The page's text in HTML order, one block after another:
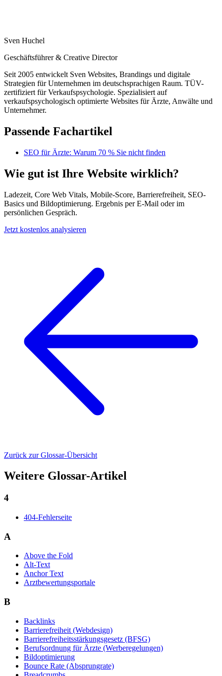
Sven Huchel
Geschäftsführer & Creative Director
Seit 2005 entwickelt Sven Websites, Brandings und digitale
Strategien für Unternehmen im deutschsprachigen Raum. TÜV-
zertifiziert für Verkaufspsychologie. Spezialisiert auf
verkaufspsychologisch optimierte Websites für Ärzte, Anwälte und
Unternehmer.
Passende Fachartikel
SEO für Ärzte: Warum 70 % Sie nicht finden
Wie gut ist Ihre Website wirklich?
Ladezeit, Core Web Vitals, Mobile-Score, Barrierefreiheit, SEO-
Basics und Bildoptimierung. Ergebnis per E-Mail oder im
persönlichen Gespräch.
Jetzt kostenlos analysieren
Zurück zur Glossar-Übersicht
Weitere Glossar-Artikel
4
404-Fehlerseite
A
Above the Fold
Alt-Text
Anchor Text
Arztbewertungsportale
B
Backlinks
Barrierefreiheit (Webdesign)
Barrierefreiheitsstärkungsgesetz (BFSG)
Berufsordnung für Ärzte (Werberegelungen)
Bildoptimierung
Bounce Rate (Absprungrate)